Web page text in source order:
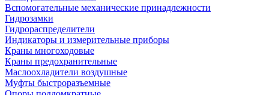
Вспомогательные механические принадлежности
Гидрозамки
Гидрораспределители
Индикаторы и измерительные приборы
Краны многоходовые
Краны предохранительные
Маслоохладители воздушные
Муфты быстроразъемные